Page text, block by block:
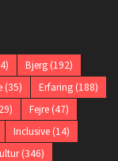
Bjerg(192)
(35) Erfaring(188)
Fejre(47)
Inclusive(14)
(346)